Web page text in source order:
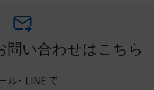
問い合わせはこちら
ル・ LINE で